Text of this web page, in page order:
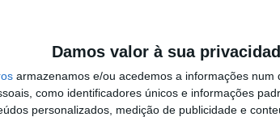
Damos valor à sua
armazenamos e/ou acedemos a informações num
como identificadores únicos e informações
personalizados, medição de publicidade e